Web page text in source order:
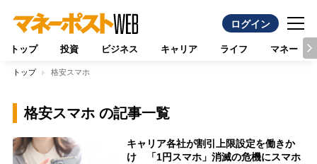
ログイン
トップ 投資 ビジネス キャリア ライフ マネー
トップ 格安スマホ
格安スマホ の記事一覧
キャリア各社が割引上限設定を働きか
け 「1円スマホ」消滅の危機にスマホ